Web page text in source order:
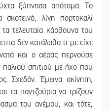
ξύπνησα απότομα. Το
λίγη πορτοκαλί
τελευταία κάρβουνα του
δεν κατάλαβα τι με είχε
και ο αέρας περνούσε
σπιτιού με ήχο που
Σχεδόν. Έμεινα ακίνητη,
τα παντζούρια να τρίζουν
του ανέμου, και τότε,